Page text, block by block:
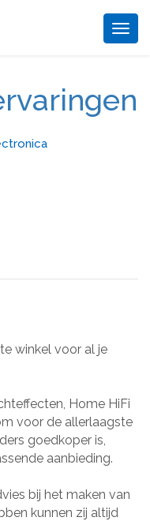
winkel voor al je
Home HiFi
voor de allerlaagste
goedkoper is,
aanbieding.
bij het maken van
kunnen zij altijd